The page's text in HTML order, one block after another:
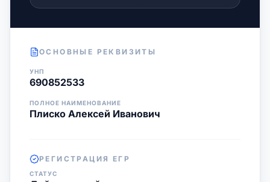
ОСНОВНЫЕ РЕКВИЗИТЫ
УНП
690852533
ПОЛНОЕ НАИМЕНОВАНИЕ
Плиско Алексей Иванович
РЕГИСТРАЦИЯ ЕГР
СТАТУС